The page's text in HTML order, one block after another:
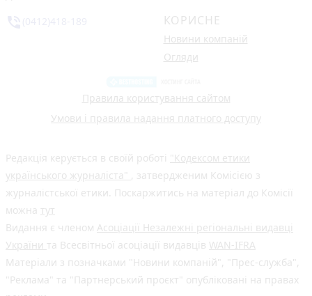
КОРИСНЕ
Новини компаній
Огляди
Правила користування сайтом
Умови і правила надання платного доступу
Редакція керується в своїй роботі "Кодексом етики
українського журналіста" , затвердженим Комісією з
журналістської етики. Поскаржитись на матеріал до Комісії
можна тут
Видання є членом Асоціації Незалежні регіональні видавці
України та Всесвітньої асоціації видавців WAN-IFRA
Матеріали з позначками "Новини компаній", "Прес-служба",
"Реклама" та "Партнерський проєкт" опубліковані на правах